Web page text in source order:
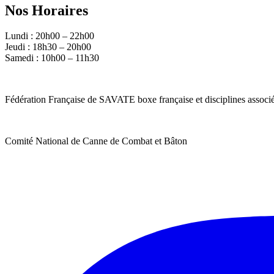
Nos Horaires
Lundi : 20h00 – 22h00
Jeudi : 18h30 – 20h00
Samedi : 10h00 – 11h30
Fédération Française de SAVATE boxe française et disciplines
Comité National de Canne de Combat et Bâton